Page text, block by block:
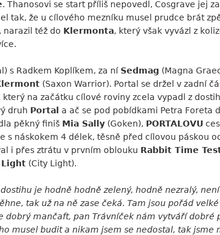
. Thanosovi se start příliš nepovedl, Cosgrave jej
tak, že u cílového mezníku musel prudce brát
narazil též do Klermonta, který však vyvázl z
s Radkem Koplíkem, za ní Sedmag (Magna
(Saxon Warrior). Portal se držel v zadní
který na začátku cílové roviny zcela vypadl z
druh Portal
a ač se pod pobídkami Petra Foreta
pěkný finiš Mia Sally (Goken), PORTALOVU
s náskokem 4 délek, těsně před cílovou páskou
i přes ztrátu v prvním oblouku Rabbit Time
Light (City Light).
je hodně hodně zelený, hodně nezralý,
tak už na ně zase čeká. Tam jsou pořád
dobrý mančaft, pan Trávníček nám vytváří
musel budit a nikam jsem se nedostal, tak jsme